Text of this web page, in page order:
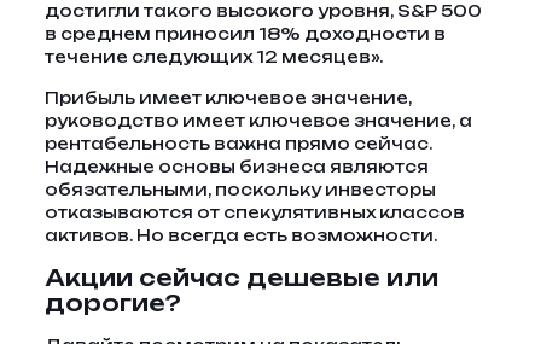
достигли такого высокого уровня, S&P 500
в среднем приносил 18% доходности в
течение следующих 12 месяцев».
Прибыль имеет ключевое значение,
руководство имеет ключевое значение, а
рентабельность важна прямо сейчас.
Надежные основы бизнеса являются
обязательными, поскольку инвесторы
отказываются от спекулятивных классов
активов. Но всегда есть возможности.
Акции сейчас дешевые или
дорогие?